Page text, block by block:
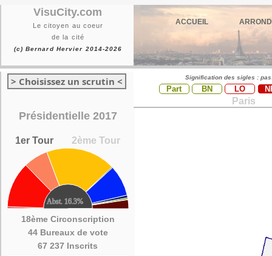
VisuCity.com
Le citoyen au coeur
de la cité
(c) Bernard Hervier 2014-2026
ACCUEIL
> Choisissez un scrutin <
Présidentielle 2017
1er Tour 2ème Tour
18ème Circonscription
44 Bureaux de vote
67 237 Inscrits
Signification des sigles :
Part BN LO
Paris